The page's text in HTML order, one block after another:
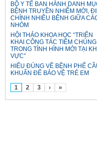
BỘ Y TẾ BAN HÀNH DANH
BỆNH TRUYỀN NHIỄM MỚI,
CHỈNH NHIỀU BỆNH GIỮA
NHÓM
HỘI THẢO KHOA HỌC “TRIỂN
KHAI CÔNG TÁC TIÊM CHỦNG
TRONG TÌNH HÌNH MỚI TẠI
VỰC”
HIỂU ĐÚNG VỀ BỆNH PHẾ
KHUẨN ĐỂ BẢO VỆ TRẺ EM
1 2 3 › »